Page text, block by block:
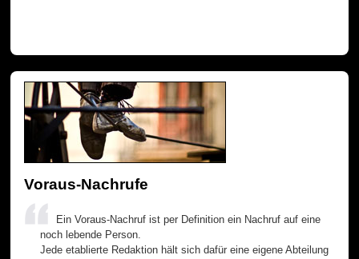
Voraus-Nachrufe
Ein Voraus-Nachruf ist per Definition ein Nachruf auf eine
noch lebende Person.
Jede etablierte Redaktion hält sich dafür eine eigene Abteilung